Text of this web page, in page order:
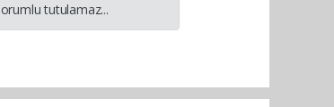
tutulamaz...